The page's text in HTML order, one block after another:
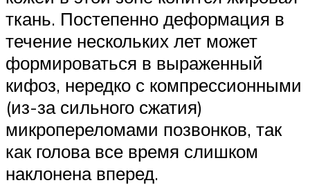
ткань. Постепенно деформация в
течение нескольких лет может
формироваться в выраженный
кифоз, нередко с компрессионными
(из-за сильного сжатия)
микропереломами позвонков, так
как голова все время слишком
наклонена вперед.